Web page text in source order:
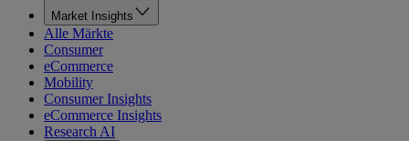
Market Insights
Alle Märkte
Consumer
eCommerce
Mobility
Consumer Insights
eCommerce Insights
Research AI